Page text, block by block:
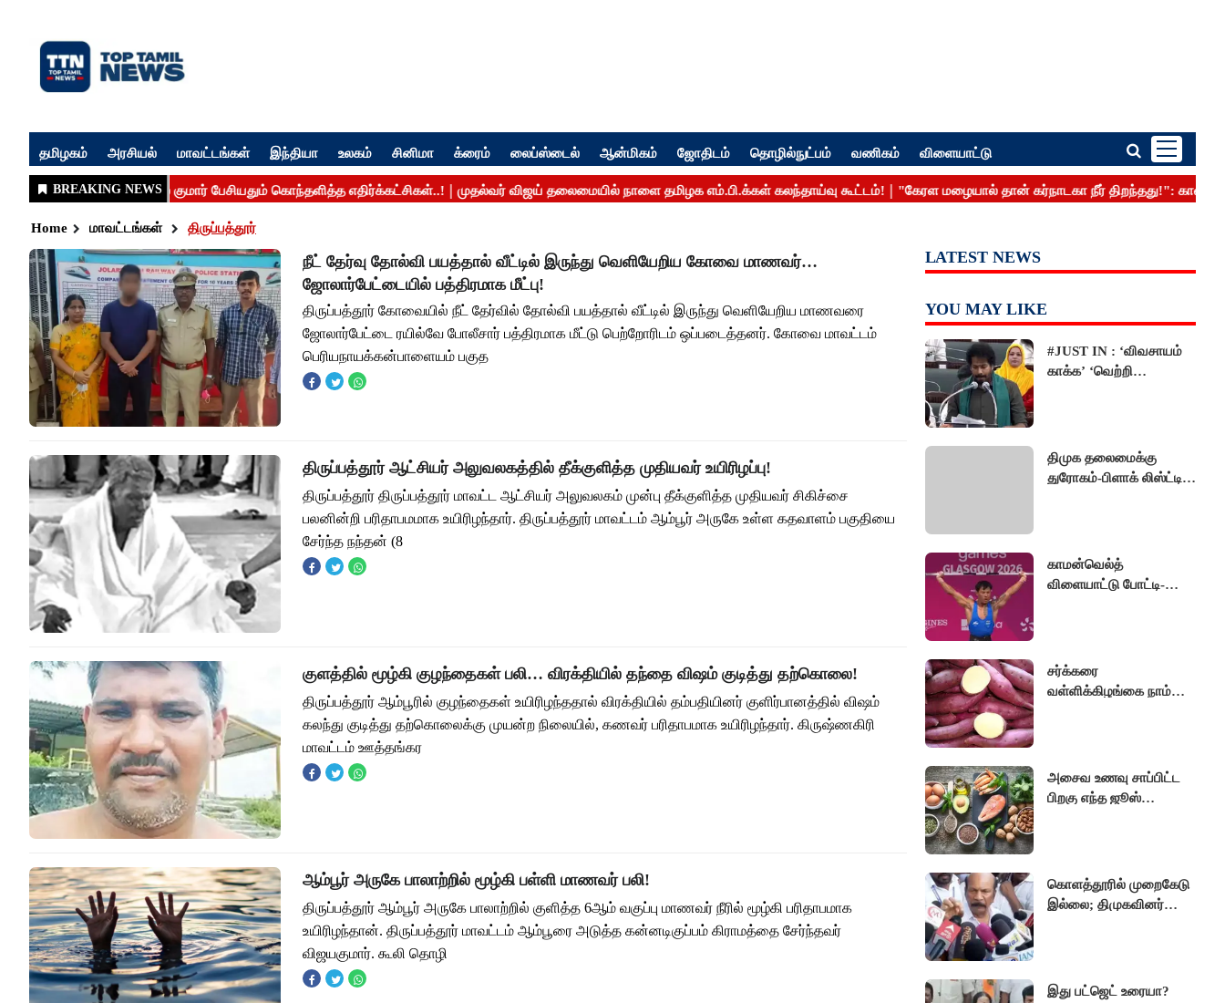
தமிழகம் அரசியல் மாவட்டங்கள் இந்தியா உலகம் சினிமா க்ரைம் லைப்ஸ்டைல் ஆன்மிகம் ஜோதிடம் தொழில்நுட்பம் வணிகம் விளையாட்டு
Home மாவட்டங்கள் திருப்பத்தூர்
நீட் தேர்வு தோல்வி பயத்தால் வீட்டில் இருந்து வெளியேறிய கோவை மாணவர்…
ஜோலார்பேட்டையில் பத்திரமாக மீட்பு!
திருப்பத்தூர் கோவையில் நீட் தேர்வில் தோல்வி பயத்தால் வீட்டில் இருந்து வெளியேறிய மாணவரை
ஜோலார்பேட்டை ரயில்வே போலீசார் பத்திரமாக மீட்டு பெற்றோரிடம் ஒப்படைத்தனர். கோவை மாவட்டம்
பெரியநாயக்கன்பாளையம் பகுத
திருப்பத்தூர் ஆட்சியர் அலுவலகத்தில் தீக்குளித்த முதியவர் உயிரிழப்பு!
திருப்பத்தூர் திருப்பத்தூர் மாவட்ட ஆட்சியர் அலுவலகம் முன்பு தீக்குளித்த முதியவர் சிகிச்சை
பலனின்றி பரிதாபமமாக உயிரிழந்தார். திருப்பத்தூர் மாவட்டம் ஆம்பூர் அருகே உள்ள கதவாளம் பகுதியை
சேர்ந்த நந்தன் (8
குளத்தில் மூழ்கி குழந்தைகள் பலி… விரக்தியில் தந்தை விஷம் குடித்து தற்கொலை!
திருப்பத்தூர் ஆம்பூரில் குழந்தைகள் உயிரிழந்ததால் விரக்தியில் தம்பதியினர் குளிர்பானத்தில் விஷம்
கலந்து குடித்து தற்கொலைக்கு முயன்ற நிலையில், கணவர் பரிதாபமாக உயிரிழந்தார். கிருஷ்ணகிரி
மாவட்டம் ஊத்தங்கர
ஆம்பூர் அருகே பாலாற்றில் மூழ்கி பள்ளி மாணவர் பலி!
திருப்பத்தூர் ஆம்பூர் அருகே பாலாற்றில் குளித்த 6ஆம் வகுப்பு மாணவர் நீரில் மூழ்கி பரிதாபமாக
உயிரிழந்தான். திருப்பத்தூர் மாவட்டம் ஆம்பூரை அடுத்த கன்னடிகுப்பம் கிராமத்தை சேர்ந்தவர்
விஜயகுமார். கூலி தொழி
LATEST NEWS
YOU MAY LIKE
#JUST IN : ‘விவசாயம்
காக்க’ ‘வெற்றி
திமுக தலைமைக்கு
துரோகம்-பிளாக் லிஸ்ட்டில்
காமன்வெல்த்
விளையாட்டு போட்டி-
சர்க்கரை
வள்ளிக்கிழங்கை நாம்
அசைவ உணவு சாப்பிட்ட
பிறகு எந்த ஜூஸ்
கொளத்தூரில் முறைகேடு
இல்லை; திமுகவினர்
இது பட்ஜெட் உரையா?